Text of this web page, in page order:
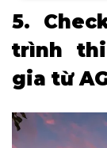
5.
trình thi
gia từ